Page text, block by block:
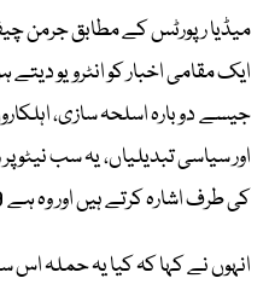
میڈیا رپورٹس کے مطابق جرمن
ایک مقامی اخبار کو انٹرویو
جیسے دوبارہ اسلحہ سازی،
اور سیاسی تبدیلیاں، یہ سب
کی طرف اشارہ کرتے ہیں اور وہ ہے 2029۔
انہوں نے کہا کہ کیا یہ حملہ